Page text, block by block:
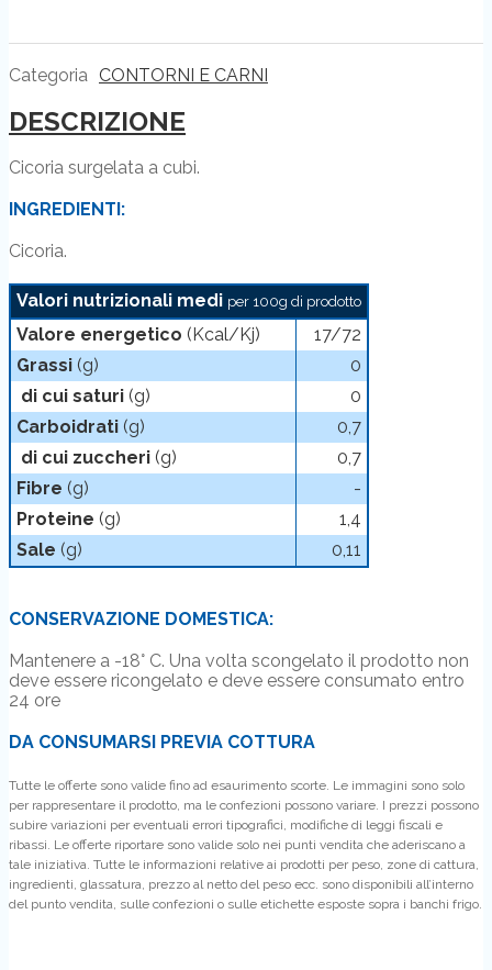
Categoria CONTORNI E CARNI
DESCRIZIONE
Cicoria surgelata a cubi.
INGREDIENTI:
Cicoria.
Valori nutrizionali medi per 100g di prodotto
Valore energetico (Kcal/Kj)
17/72
Grassi (g)
0
di cui saturi (g)
0
Carboidrati (g)
0,7
di cui zuccheri (g)
0,7
Fibre (g)
-
Proteine (g)
1,4
Sale (g) 0,11
CONSERVAZIONE DOMESTICA:
Mantenere a -18° C. Una volta scongelato il prodotto non
deve essere ricongelato e deve essere consumato entro
24 ore
DA CONSUMARSI PREVIA COTTURA
Tutte le offerte sono valide fino ad esaurimento scorte. Le immagini sono solo
per rappresentare il prodotto, ma le confezioni possono variare. I prezzi possono
subire variazioni per eventuali errori tipografici, modifiche di leggi fiscali e
ribassi. Le offerte riportare sono valide solo nei punti vendita che aderiscano a
tale iniziativa. Tutte le informazioni relative ai prodotti per peso, zone di cattura,
ingredienti, glassatura, prezzo al netto del peso ecc. sono disponibili all’interno
del punto vendita, sulle confezioni o sulle etichette esposte sopra i banchi frigo.